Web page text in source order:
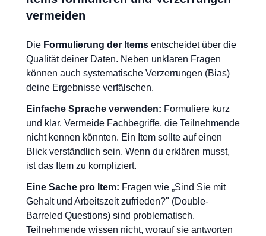
vermeiden
Die Formulierung der Items entscheidet über die
Qualität deiner Daten. Neben unklaren Fragen
können auch systematische Verzerrungen (Bias)
deine Ergebnisse verfälschen.
Einfache Sprache verwenden: Formuliere kurz
und klar. Vermeide Fachbegriffe, die Teilnehmende
nicht kennen könnten. Ein Item sollte auf einen
Blick verständlich sein. Wenn du erklären musst,
ist das Item zu kompliziert.
Eine Sache pro Item: Fragen wie „Sind Sie mit
Gehalt und Arbeitszeit zufrieden?" (Double-
Barreled Questions) sind problematisch.
Teilnehmende wissen nicht, worauf sie antworten